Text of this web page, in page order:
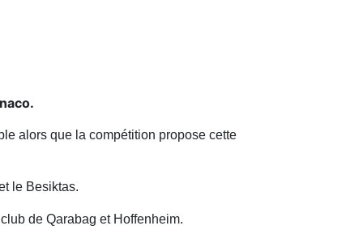
alors que la compétition propose cette
le Besiktas.
de Qarabag et Hoffenheim.